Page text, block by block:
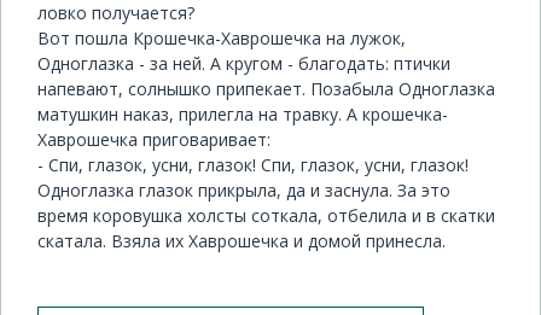
ловко получается?
Вот пошла Крошечка-Хаврошечка на лужок,
Одноглазка - за ней. А кругом - благодать: птички
напевают, солнышко припекает. Позабыла Одноглазка
матушкин наказ, прилегла на травку. А крошечка-
Хаврошечка приговаривает:
- Спи, глазок, усни, глазок! Спи, глазок, усни, глазок!
Одноглазка глазок прикрыла, да и заснула. За это
время коровушка холсты соткала, отбелила и в скатки
скатала. Взяла их Хаврошечка и домой принесла.